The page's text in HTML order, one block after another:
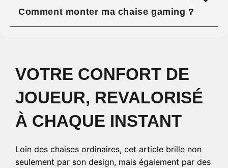
Comment monter ma chaise gaming ?
VOTRE CONFORT DE
JOUEUR, REVALORISÉ
À CHAQUE INSTANT
Loin des chaises ordinaires, cet article brille non
seulement par son design, mais également par des